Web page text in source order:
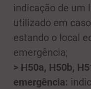
indicação de um
utilizado em
estando o local
emergência;
> H50a, H50b,
emergência: